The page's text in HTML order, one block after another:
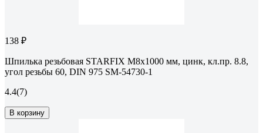
138 ₽
Шпилька резьбовая STARFIX М8x1000 мм, цинк, кл.пр. 8.8,
угол резьбы 60, DIN 975 SM-54730-1
4.4(7)
В корзину